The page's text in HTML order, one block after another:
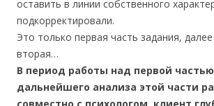
оставить в линии собственного
подкорректировали.
Это только первая часть задания,
вторая…
В период работы над первой
дальнейшего анализа этой части